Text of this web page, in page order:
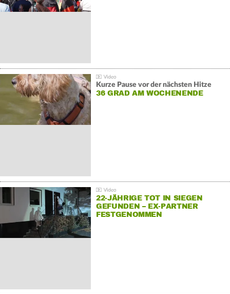
Kurze Pause vor der nächsten Hitze
36 GRAD AM WOCHENENDE
22-JÄHRIGE TOT IN SIEGEN
GEFUNDEN – EX-PARTNER
FESTGENOMMEN